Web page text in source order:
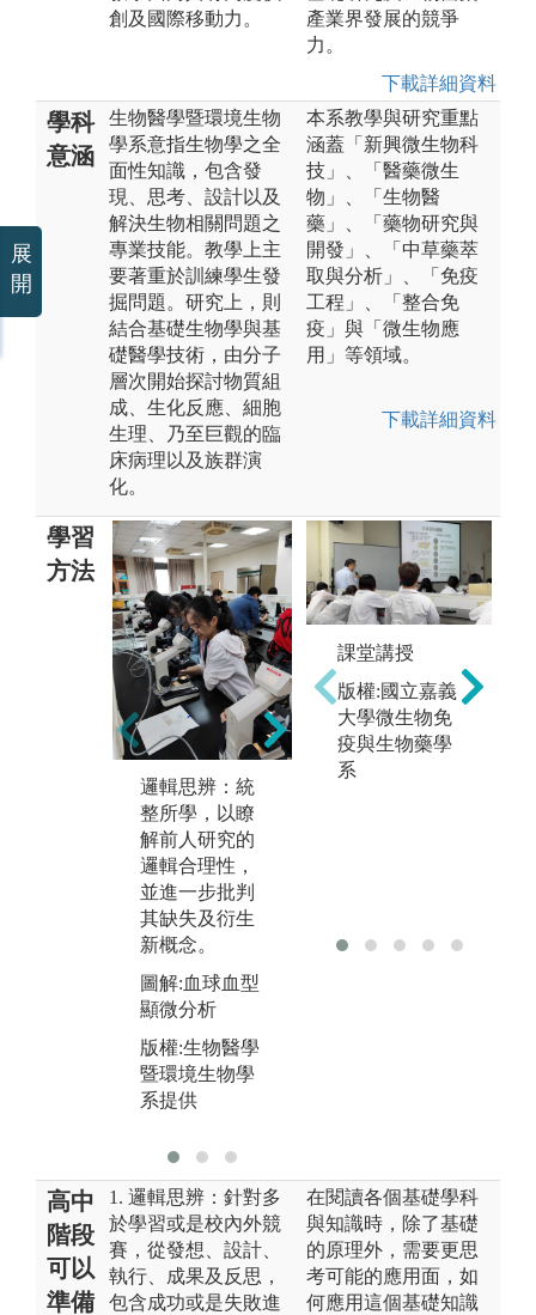
創及國際移動力。
產業界發展的競爭
力。
下載詳細資料
學科
意涵
生物醫學暨環境生物
學系意指生物學之全
面性知識，包含發
現、思考、設計以及
解決生物相關問題之
專業技能。教學上主
要著重於訓練學生發
掘問題。研究上，則
結合基礎生物學與基
礎醫學技術，由分子
層次開始探討物質組
成、生化反應、細胞
生理、乃至巨觀的臨
床病理以及族群演
化。
本系教學與研究重點
涵蓋「新興微生物科
技」、「醫藥微生
物」、「生物醫
藥」、「藥物研究與
開發」、「中草藥萃
取與分析」、「免疫
工程」、「整合免
疫」與「微生物應
用」等領域。
下載詳細資料
學習
方法
邏輯思辨：統
整所學，以瞭
解前人研究的
邏輯合理性，
並進一步批判
其缺失及衍生
新概念。
圖解:血球血型
顯微分析
版權:生物醫學
暨環境生物學
系提供
實驗操作：藉
由實際操作，
學習生物學常
用的技術，並
印證生物學的
課堂講授
版權:國立嘉義
大學微生物免
疫與生物藥學
系
高中
階段
可以
準備
1. 邏輯思辨：針對多
於學習或是校內外競
賽，從發想、設計、
執行、成果及反思，
包含成功或是失敗進
在閱讀各個基礎學科
與知識時，除了基礎
的原理外，需要更思
考可能的應用面，如
何應用這個基礎知識
展
開